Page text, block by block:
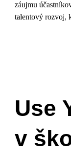
záujmu
talentový rozvoj,
Use
v